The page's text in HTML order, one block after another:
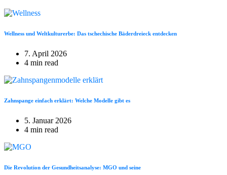
Wellness und Weltkulturerbe: Das tschechische Bäderdreieck entdecken
7. April 2026
4 min read
Zahnspange einfach erklärt: Welche Modelle gibt es
5. Januar 2026
4 min read
Die Revolution der Gesundheitsanalyse: MGO und seine